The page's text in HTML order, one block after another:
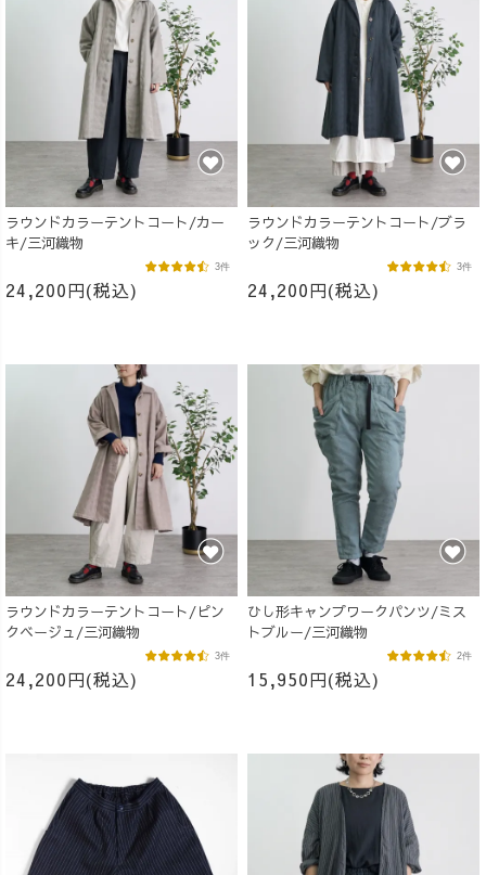
ラウンドカラーテントコート/カー
キ/三河織物
24,200円(税込)
3件
ラウンドカラーテントコート/ブラ
ック/三河織物
24,200円(税込)
3件
ラウンドカラーテントコート/ピン
クベージュ/三河織物
24,200円(税込)
3件
ひし形キャンプワークパンツ/ミス
トブルー/三河織物
15,950円(税込)
2件